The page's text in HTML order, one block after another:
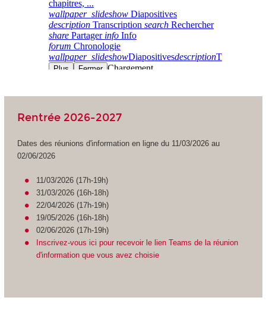
Rentrée 2026-2027
Dates des réunions d'information en ligne du 11/03/2026 au
02/06/2026
11/03/2026 (17h-19h)
31/03/2026 (16h-18h)
22/04/2026 (17h-19h)
19/05/2026 (16h-18h)
02/06/2026 (17h-19h)
Inscrivez-vous ici pour recevoir le lien Teams de la réunion
d'information que vous avez choisie